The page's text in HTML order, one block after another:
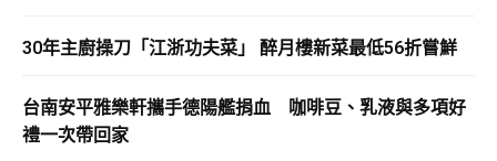
30年主廚操刀「江浙功夫菜」 醉月樓新菜最低56折嘗鮮
台南安平雅樂軒攜手德陽艦捐血 咖啡豆、乳液與多項好
禮一次帶回家